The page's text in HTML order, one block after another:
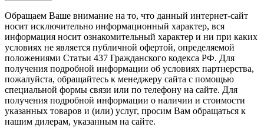
Обращаем Ваше внимание на то, что данный интернет-сайт
носит исключительно информационный характер, вся
информация носит ознакомительный характер и ни при каких
условиях не является публичной офертой, определяемой
положениями Статьи 437 Гражданского кодекса РФ. Для
получения подробной информации об условиях партнерства,
пожалуйста, обращайтесь к менеджеру сайта с помощью
специальной формы связи или по телефону на сайте. Для
получения подробной информации о наличии и стоимости
указанных товаров и (или) услуг, просим Вам обращаться к
нашим дилерам, указанным на сайте.